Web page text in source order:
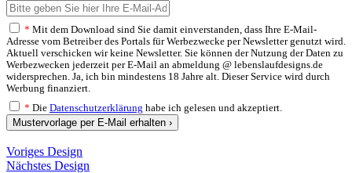
* Mit dem Download sind Sie damit einverstanden, dass Ihre E-Mail-
Adresse vom Betreiber des Portals für Werbezwecke per Newsletter genutzt wird.
Aktuell verschicken wir keine Newsletter. Sie können der Nutzung der Daten zu
Werbezwecken jederzeit per E-Mail an abmeldung @ lebenslaufdesigns.de
widersprechen. Ja, ich bin mindestens 18 Jahre alt. Dieser Service wird durch
Werbung finanziert.
* Die Datenschutzerklärung habe ich gelesen und akzeptiert.
Mustervorlage per E-Mail erhalten ›
Voriges Design
Nächstes Design